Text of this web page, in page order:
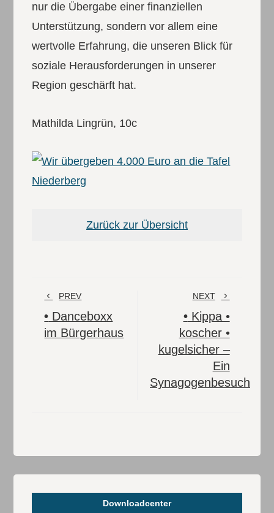
nur die Übergabe einer finanziellen
Unterstützung, sondern vor allem eine
wertvolle Erfahrung, die unseren Blick für
soziale Herausforderungen in unserer
Region geschärft hat.
Mathilda Lingrün, 10c
Zurück zur Übersicht
PREV
• Danceboxx
im Bürgerhaus
NEXT
•Kippa •
koscher •
kugelsicher –
Ein
Synagogenbesuch
Downloadcenter